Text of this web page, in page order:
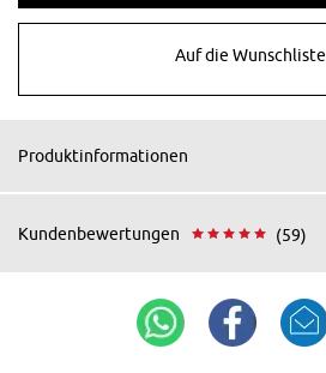
Auf die Wunschliste
Produktinformationen
Kundenbewertungen (59)